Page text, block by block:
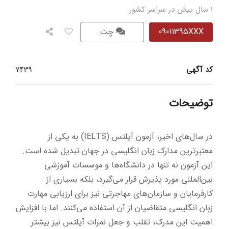
1 سال پیش در سراسر کشور
09011395XXX چت
کد آگهی 7439
توضیحات
در سال‌های اخیر، آزمون آیلتس (IELTS) به یکی از
معتبرترین مدارک زبان انگلیسی در جهان تبدیل شده است.
این آزمون نه تنها در دانشگاه‌ها و موسسات آموزشی
بین‌المللی مورد پذیرش قرار می‌گیرد، بلکه بسیاری از
کارفرمایان و سازمان‌های مهاجرتی نیز برای ارزیابی مهارت
زبان انگلیسی متقاضیان از آن استفاده می‌کنند. اما با افزایش
اهمیت این مدرک، تقلب و جعل نمرات آیلتس نیز بیشتر